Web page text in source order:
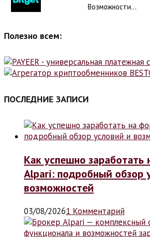
Возможности...
Полезно всем:
ПОСЛЕДНИЕ ЗАПИСИ
Как успешно заработать
Alpari: подробный обзор
возможностей
03/08/20261 Комментарий